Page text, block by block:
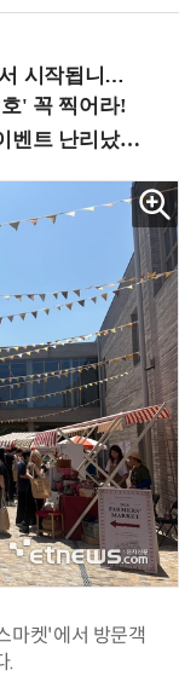
! (9/2 강남역)
마켓'에서 방문객
.